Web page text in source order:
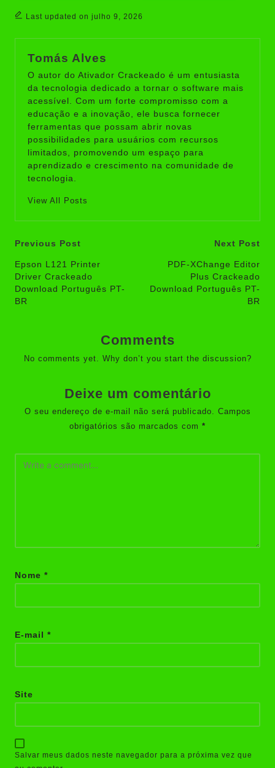
Last updated on julho 9, 2026
Tomás Alves
O autor do Ativador Crackeado é um entusiasta
da tecnologia dedicado a tornar o software mais
acessível. Com um forte compromisso com a
educação e a inovação, ele busca fornecer
ferramentas que possam abrir novas
possibilidades para usuários com recursos
limitados, promovendo um espaço para
aprendizado e crescimento na comunidade de
tecnologia.
View All Posts
Post
navigation
Previous Post
Epson L121 Printer
Driver Crackeado
Download Português PT-
BR
Next Post
PDF-XChange Editor
Plus Crackeado
Download Português PT-
BR
Comments
No comments yet. Why don’t you start the discussion?
Deixe um comentário
O seu endereço de e-mail não será publicado. Campos
obrigatórios são marcados com *
Nome *
E-mail *
Site
Salvar meus dados neste navegador para a próxima vez que